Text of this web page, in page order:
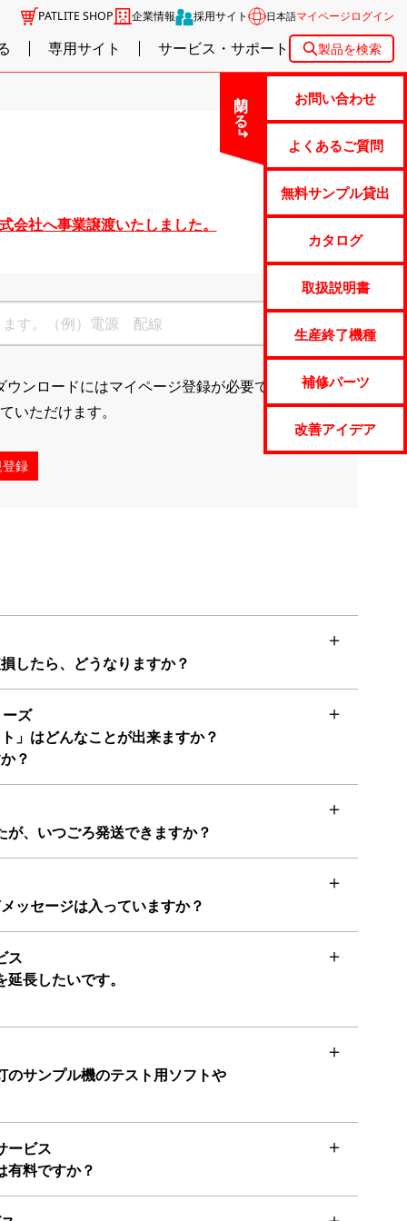
PATLITE SHOP 企業情報 採用サイト 日本語マイページログイン
専用サイト サービス・サポート 製品を検索
閉じる お問い合わせ
よくあるご質問
無料サンプル貸出
カタログ
取扱説明書
生産終了機種
補修パーツ
改善アイデア
社へ事業譲渡いたしました。
ンロードにはマイページ登録が必要です。
いただけます。
録
したら、どうなりますか？
ズ
」はどんなことが出来ますか？
？
、いつごろ発送できますか？
ッセージは入っていますか？
ス
長したいです。
サンプル機のテスト用ソフトや
ービス
有料ですか？